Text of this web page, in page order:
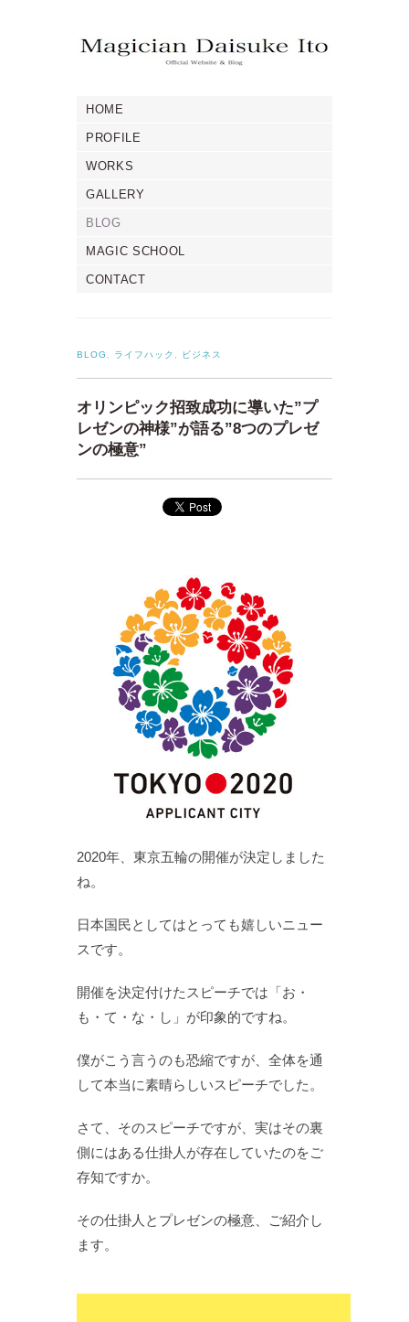
HOME
PROFILE
WORKS
GALLERY
BLOG
MAGIC SCHOOL
CONTACT
BLOG ライフハック ビジネス
オリンピック招致成功に導いた”プ
レゼンの神様”が語る”8つのプレゼ
ンの極意”
2020年、東京五輪の開催が決定しました
ね。
日本国民としてはとっても嬉しいニュー
スです。
開催を決定付けたスピーチでは「お・
も・て・な・し」が印象的ですね。
僕がこう言うのも恐縮ですが、全体を通
して本当に素晴らしいスピーチでした。
さて、そのスピーチですが、実はその裏
側にはある仕掛人が存在していたのをご
存知ですか。
その仕掛人とプレゼンの極意、ご紹介し
ます。